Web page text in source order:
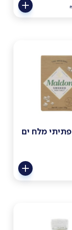
פתיתי מלח ים